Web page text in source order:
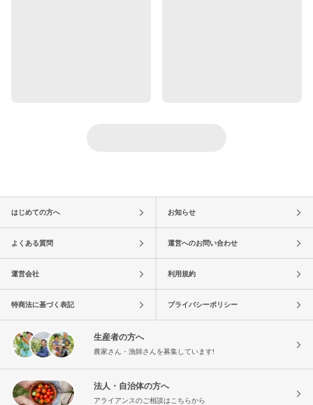
はじめての方へ お知らせ
よくある質問 運営へのお問い合わせ
運営会社 利用規約
特商法に基づく表記 プライバシーポリシー
生産者の方へ
農家さん・漁師さんを募集しています!
法人・自治体の方へ
アライアンスのご相談はこちらから